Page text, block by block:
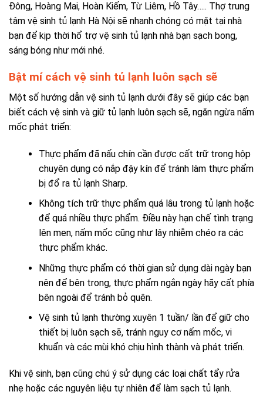
Đông, Hoàng Mai, Hoàn Kiếm, Từ Liêm, Hồ Tây….. Thợ trung
tâm vệ sinh tủ lạnh Hà Nội sẽ nhanh chóng có mặt tại nhà
bạn để kịp thời hổ trợ vệ sinh tủ lạnh nhà bạn sạch bong,
sáng bóng như mới nhé.
Bật mí cách vệ sinh tủ lạnh luôn sạch sẽ
Một số hướng dẫn vệ sinh tủ lạnh dưới đây sẽ giúp các bạn
biết cách vệ sinh và giữ tủ lạnh luôn sạch sẽ, ngăn ngừa nấm
mốc phát triển:
Thực phẩm đã nấu chín cần được cất trữ trong hộp
chuyên dụng có nắp đậy kín để tránh làm thực phẩm
bị đổ ra tủ lạnh Sharp.
Không tích trữ thực phẩm quá lâu trong tủ lạnh hoặc
để quá nhiều thực phẩm. Điều này hạn chế tình trạng
lên men, nấm mốc cũng như lây nhiễm chéo ra các
thực phẩm khác.
Những thực phẩm có thời gian sử dụng dài ngày bạn
nên để bên trong, thực phẩm ngắn ngày hãy cất phía
bên ngoài để tránh bỏ quên.
Vệ sinh tủ lạnh thường xuyên 1 tuần/ lần để giữ cho
thiết bị luôn sạch sẽ, tránh nguy cơ nấm mốc, vi
khuẩn và các mùi khó chịu hình thành và phát triển.
Khi vệ sinh, bạn cũng chú ý sử dụng các loại chất tẩy rửa
nhẹ hoặc các nguyên liệu tự nhiên để làm sạch tủ lạnh.